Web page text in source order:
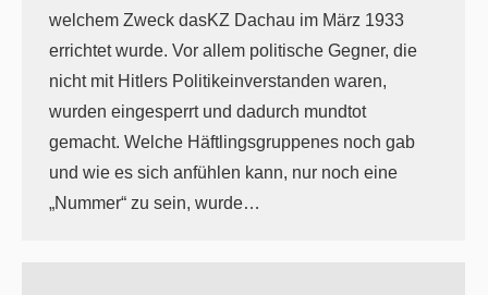
welchem Zweck dasKZ Dachau im März 1933
errichtet wurde. Vor allem politische Gegner, die
nicht mit Hitlers Politikeinverstanden waren,
wurden eingesperrt und dadurch mundtot
gemacht. Welche Häftlingsgruppenes noch gab
und wie es sich anfühlen kann, nur noch eine
„Nummer“ zu sein, wurde…